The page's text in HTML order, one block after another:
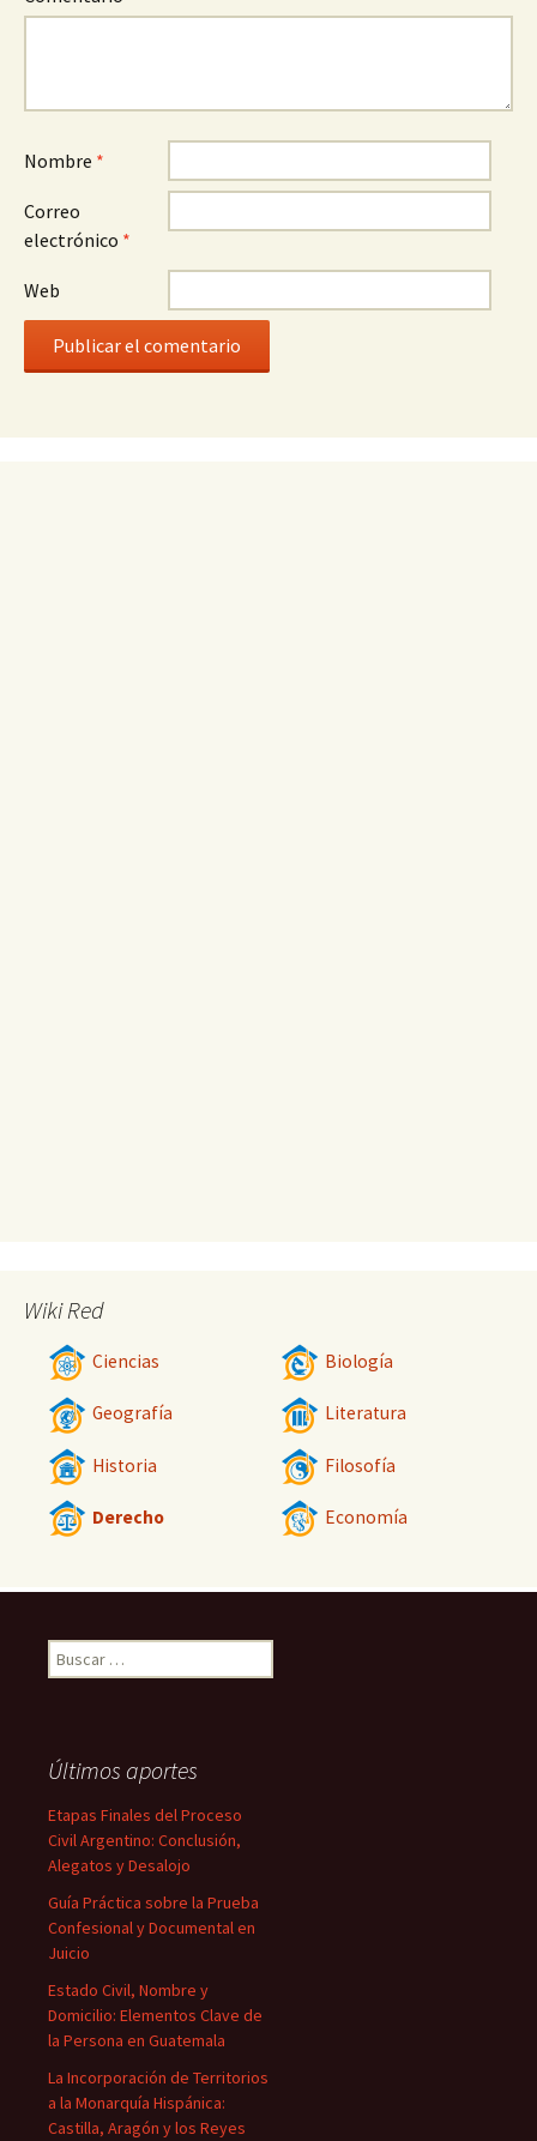
Nombre *
Correo
electrónico *
Web
Wiki Red
Ciencias Biología
Geografía Literatura
Historia Filosofía
Derecho Economía
Buscar:
Últimos aportes
Etapas Finales del Proceso
Civil Argentino: Conclusión,
Alegatos y Desalojo
Guía Práctica sobre la Prueba
Confesional y Documental en
Juicio
Estado Civil, Nombre y
Domicilio: Elementos Clave de
la Persona en Guatemala
La Incorporación de Territorios
a la Monarquía Hispánica:
Castilla, Aragón y los Reyes